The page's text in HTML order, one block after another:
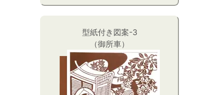
型紙付き図案-3
（御所車）